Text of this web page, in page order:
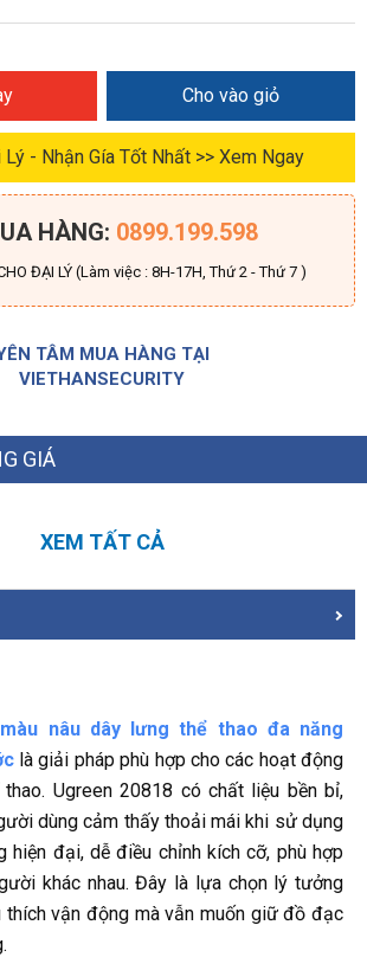
Cho vào giỏ
- Nhận Gía Tốt Nhất >> Xem Ngay
HÀNG: 0899.199.598
ĐẠI LÝ (Làm việc : 8H-17H, Thứ 2 - Thứ 7 )
TÂM MUA HÀNG TẠI
VIETHANSECURITY
GIÁ
XEM TẤT CẢ
nâu dây lưng thể thao đa năng
là giải pháp phù hợp cho các hoạt động
Ugreen 20818 có chất liệu bền bỉ,
dùng cảm thấy thoải mái khi sử dụng
hiện đại, dễ điều chỉnh kích cỡ, phù hợp
khác nhau. Đây là lựa chọn lý tưởng
thích vận động mà vẫn muốn giữ đồ đạc